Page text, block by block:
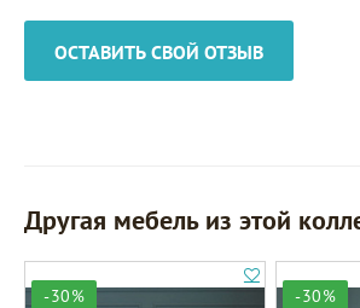
ОСТАВИТЬ СВОЙ ОТЗЫВ
Другая мебель из этой
-30% -30%